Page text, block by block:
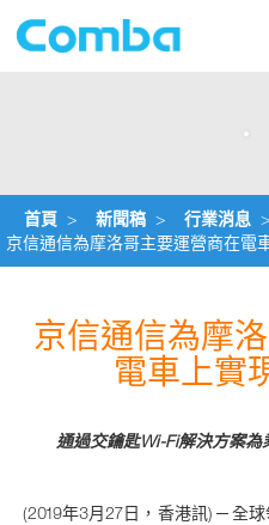
首頁 > 新聞稿 > 行業消息 >
京信通信為摩洛哥主要運營商在電
京信通信為摩
電車上實
通過交鑰匙Wi-Fi解決方案
(2019年3月27日，香港訊) ─ 全